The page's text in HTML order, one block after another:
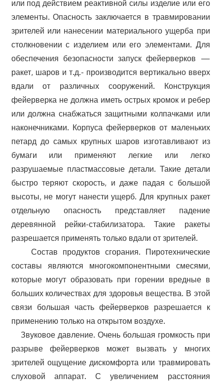
или под действием реактивной силы изделие или его
элементы. Опасность заключается в травмировании
зрителей или нанесении материального ущерба при
столкновении с изделием или его элементами. Для
обеспечения безопасности запуск фейерверков —
ракет, шаров и т.д.- производится вертикально вверх
вдали от различных сооружений. Конструкция
фейерверка не должна иметь острых кромок и ребер
или должна снабжаться защитными колпачками или
наконечниками. Корпуса фейерверков от маленьких
петард до самых крупных шаров изготавливают из
бумаги или применяют легкие или легко
разрушаемые пластмассовые детали. Такие детали
быстро теряют скорость, и даже падая с большой
высоты, не могут нанести ущерб. Для крупных ракет
отдельную опасность представляет падение
деревянной рейки-стабилизатора. Такие ракеты
разрешается применять только вдали от зрителей.
Состав продуктов сгорания. Пиротехнические
составы являются многокомпонентными смесями,
которые могут образовать при горении вредные в
больших количествах для здоровья вещества. В этой
связи большая часть фейерверков разрешается к
применению только на открытом воздухе.
Звуковое давление. Очень большая громкость при
разрыве фейерверков может вызвать у многих
зрителей ощущение дискомфорта или травмировать
слуховой аппарат. С увеличением расстояния